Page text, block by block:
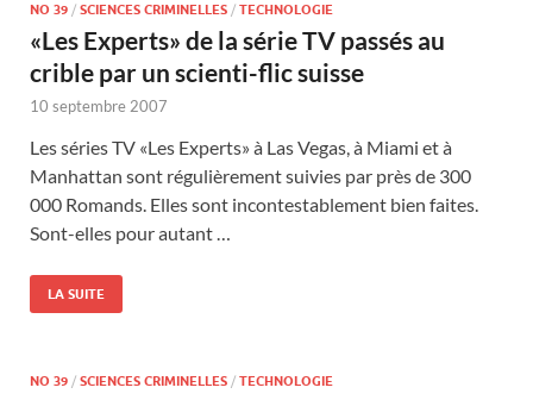
NO 39 / SCIENCES CRIMINELLES / TECHNOLOGIE
«Les Experts» de la série TV passés au
crible par un scienti-flic suisse
10 septembre 2007
Les séries TV «Les Experts» à Las Vegas, à Miami et à
Manhattan sont régulièrement suivies par près de 300
000 Romands. Elles sont incontestablement bien faites.
Sont-elles pour autant …
LA SUITE
NO 39 / SCIENCES CRIMINELLES / TECHNOLOGIE